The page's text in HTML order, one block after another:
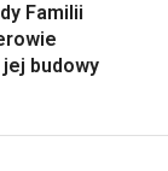
Familii
budowy